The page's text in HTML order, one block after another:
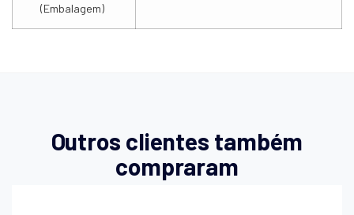
(Embalagem)
Outros clientes também
compraram